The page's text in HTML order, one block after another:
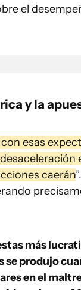
el
y la
esas
caerán
más
se produjo
en el